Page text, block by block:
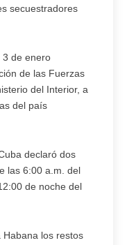
secuestradores
3 de enero
de las Fuerzas
del Interior, a
del país
declaró dos
las 6:00 a.m. del
de noche del
Habana los restos